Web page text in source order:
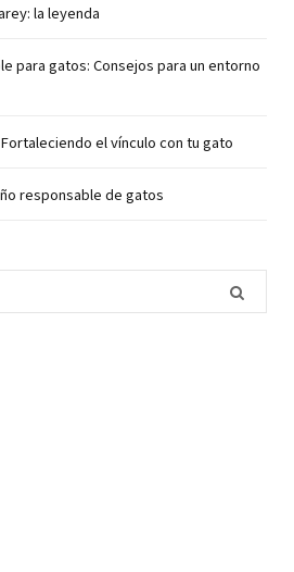
la leyenda
para gatos: Consejos para un entorno
el vínculo con tu gato
responsable de gatos